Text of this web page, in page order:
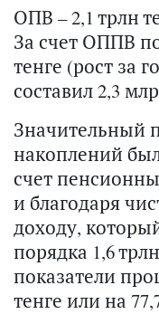
ОПВ – 2,1 трлн
За счет ОППВ
тенге (рост за
составил 2,3
Значительный
накоплений
счет
и благодаря
доходу,
порядка 1,6
показатели
тенге или на